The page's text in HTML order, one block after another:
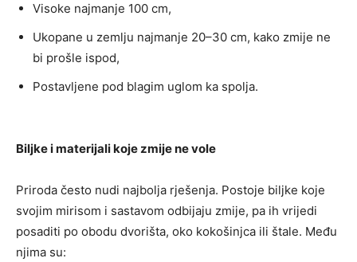
Visoke najmanje 100 cm,
Ukopane u zemlju najmanje 20–30 cm, kako zmije ne
bi prošle ispod,
Postavljene pod blagim uglom ka spolja.
Biljke i materijali koje zmije ne vole
Priroda često nudi najbolja rješenja. Postoje biljke koje
svojim mirisom i sastavom odbijaju zmije, pa ih vrijedi
posaditi po obodu dvorišta, oko kokošinjca ili štale. Među
njima su: